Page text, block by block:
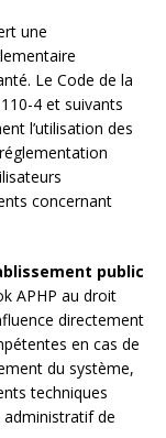
une
Le Code de la
4 et suivants
l’utilisation des
concernant
public
APHP au droit
directement
en cas de
du système,
techniques
de